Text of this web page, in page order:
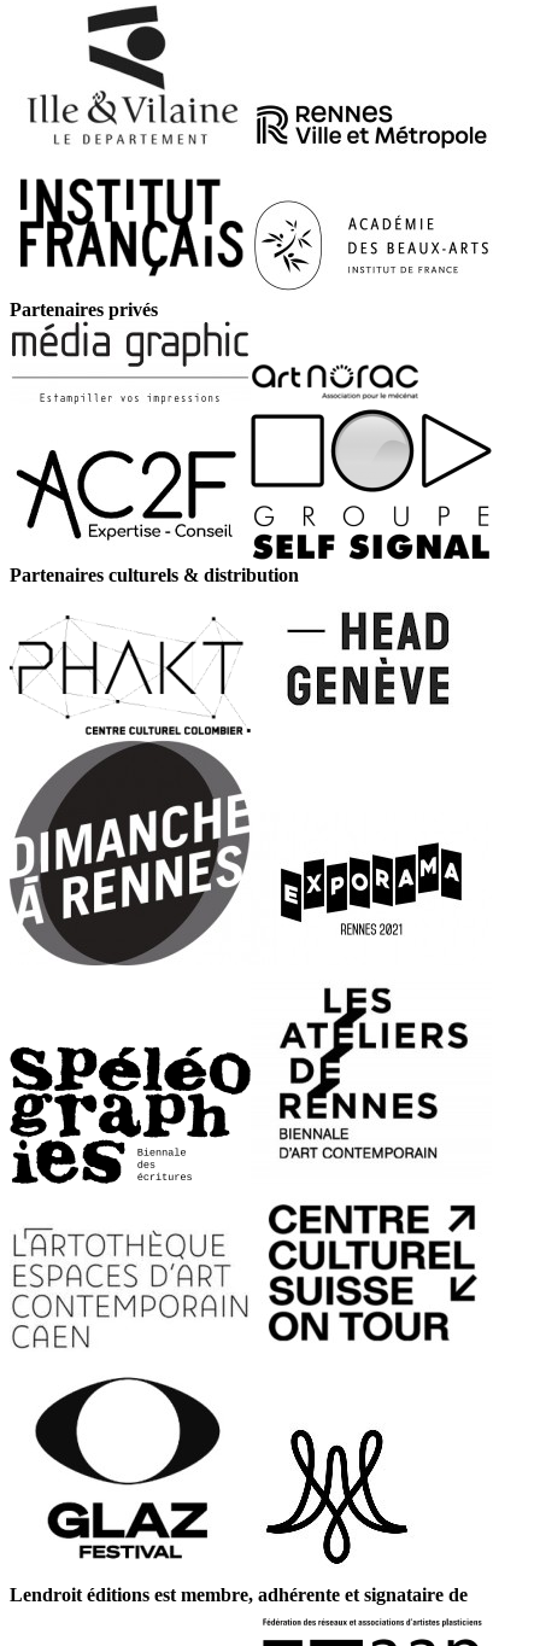
Partenaires privés
Partenaires culturels & distribution
Lendroit éditions est membre, adhérente et signataire de